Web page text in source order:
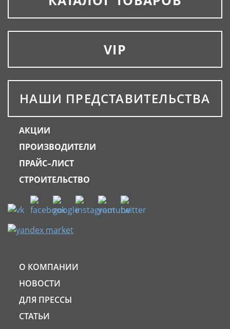
VIP
НАШИ ПРЕДСТАВИТЕЛЬСТВА
АКЦИИ
ПРОИЗВОДИТЕЛИ
ПРАЙС–ЛИСТ
СТРОИТЕЛЬСТВО
О КОМПАНИИ
НОВОСТИ
ДЛЯ ПРЕССЫ
СТАТЬИ